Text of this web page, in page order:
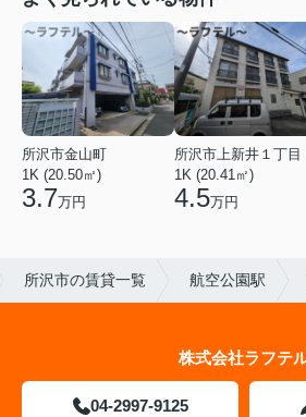
所沢市金山町
1K (20.50㎡)
3.7万円
所沢市上新井１丁目
1K (20.41㎡)
4.5万円
所沢市の賃貸一覧 航空公園駅
株式会社ラフテ
04-2997-9125